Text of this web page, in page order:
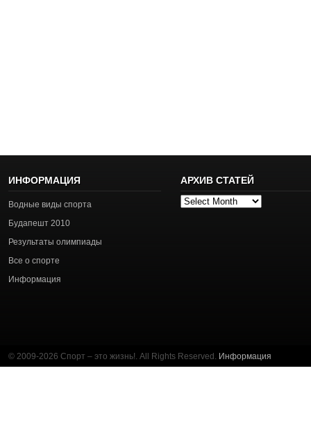
ИНФОРМАЦИЯ
Водные виды спорта
Будапешт 2010
Результаты олимпиады
Все о спорте
Информация
АРХИВ СТАТЕЙ
Архив
© 2009-2026 Спорт – это жизнь!. All Rights Reserved. Информация